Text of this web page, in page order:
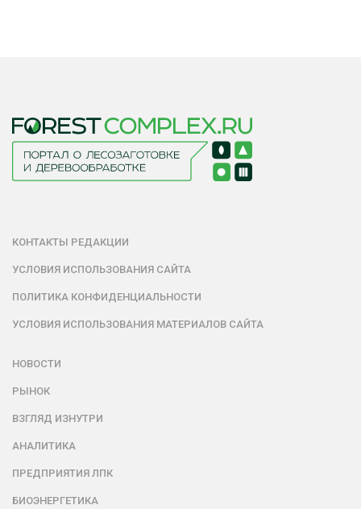
КОНТАКТЫ РЕДАКЦИИ
УСЛОВИЯ ИСПОЛЬЗОВАНИЯ САЙТА
ПОЛИТИКА КОНФИДЕНЦИАЛЬНОСТИ
УСЛОВИЯ ИСПОЛЬЗОВАНИЯ МАТЕРИАЛОВ САЙТА
НОВОСТИ
РЫНОК
ВЗГЛЯД ИЗНУТРИ
АНАЛИТИКА
ПРЕДПРИЯТИЯ ЛПК
БИОЭНЕРГЕТИКА